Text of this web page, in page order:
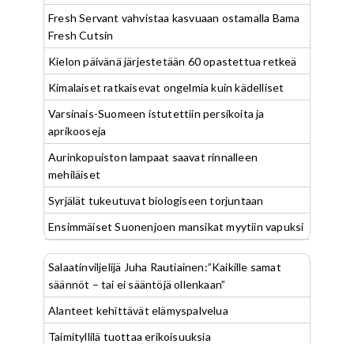
Fresh Servant vahvistaa kasvuaan ostamalla Bama
Fresh Cutsin
Kielon päivänä järjestetään 60 opastettua retkeä
Kimalaiset ratkaisevat ongelmia kuin kädelliset
Varsinais-Suomeen istutettiin persikoita ja
aprikooseja
Aurinkopuiston lampaat saavat rinnalleen
mehiläiset
Syrjälät tukeutuvat biologiseen torjuntaan
Ensimmäiset Suonenjoen mansikat myytiin vapuksi
Salaatinviljelijä Juha Rautiainen:”Kaikille samat
säännöt – tai ei sääntöjä ollenkaan”
Alanteet kehittävät elämyspalvelua
Taimityllilä tuottaa erikoisuuksia